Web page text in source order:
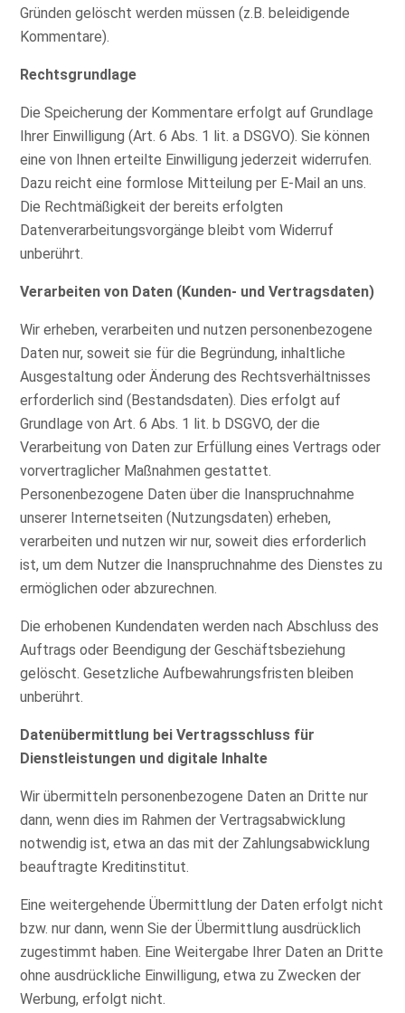
Gründen gelöscht werden müssen (z.B. beleidigende
Kommentare).
Rechtsgrundlage
Die Speicherung der Kommentare erfolgt auf Grundlage
Ihrer Einwilligung (Art. 6 Abs. 1 lit. a DSGVO). Sie können
eine von Ihnen erteilte Einwilligung jederzeit widerrufen.
Dazu reicht eine formlose Mitteilung per E-Mail an uns.
Die Rechtmäßigkeit der bereits erfolgten
Datenverarbeitungsvorgänge bleibt vom Widerruf
unberührt.
Verarbeiten von Daten (Kunden- und Vertragsdaten)
Wir erheben, verarbeiten und nutzen personenbezogene
Daten nur, soweit sie für die Begründung, inhaltliche
Ausgestaltung oder Änderung des Rechtsverhältnisses
erforderlich sind (Bestandsdaten). Dies erfolgt auf
Grundlage von Art. 6 Abs. 1 lit. b DSGVO, der die
Verarbeitung von Daten zur Erfüllung eines Vertrags oder
vorvertraglicher Maßnahmen gestattet.
Personenbezogene Daten über die Inanspruchnahme
unserer Internetseiten (Nutzungsdaten) erheben,
verarbeiten und nutzen wir nur, soweit dies erforderlich
ist, um dem Nutzer die Inanspruchnahme des Dienstes zu
ermöglichen oder abzurechnen.
Die erhobenen Kundendaten werden nach Abschluss des
Auftrags oder Beendigung der Geschäftsbeziehung
gelöscht. Gesetzliche Aufbewahrungsfristen bleiben
unberührt.
Datenübermittlung bei Vertragsschluss für
Dienstleistungen und digitale Inhalte
Wir übermitteln personenbezogene Daten an Dritte nur
dann, wenn dies im Rahmen der Vertragsabwicklung
notwendig ist, etwa an das mit der Zahlungsabwicklung
beauftragte Kreditinstitut.
Eine weitergehende Übermittlung der Daten erfolgt nicht
bzw. nur dann, wenn Sie der Übermittlung ausdrücklich
zugestimmt haben. Eine Weitergabe Ihrer Daten an Dritte
ohne ausdrückliche Einwilligung, etwa zu Zwecken der
Werbung, erfolgt nicht.